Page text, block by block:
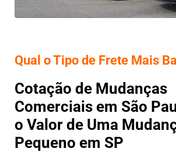
Qual o Tipo de Frete Mais
Cotação de Mudanças
Comerciais em São
o Valor de Uma
Pequeno em SP